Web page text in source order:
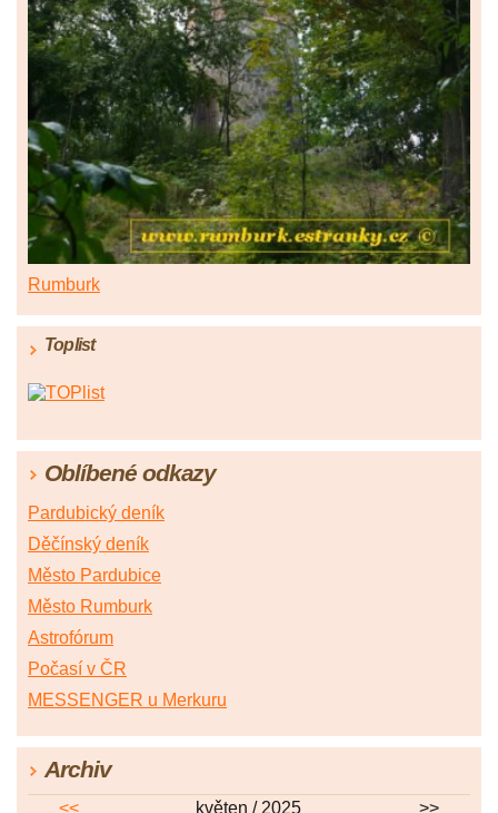
Rumburk
Toplist
Oblíbené odkazy
Pardubický deník
Děčínský deník
Město Pardubice
Město Rumburk
Astrofórum
Počasí v ČR
MESSENGER u Merkuru
Archiv
<< květen / 2025 >>